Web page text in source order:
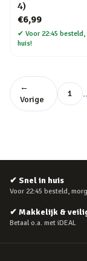
4)
€6,99
✔ Voor 22:45
huis!
←
Vorige
1
✔ Snel in huis
Voor 22:45 besteld,
✔ Makkelijk &
Betaal o.a. met iDEAL